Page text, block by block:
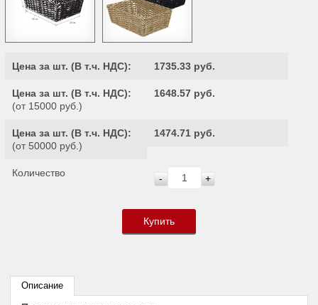
Цена за шт. (В т.ч. НДС): 1735.33 руб.
Цена за шт. (В т.ч. НДС):
(от 15000 руб.)
1648.57 руб.
Цена за шт. (В т.ч. НДС):
(от 50000 руб.)
1474.71 руб.
Количество - +
Купить
Описание